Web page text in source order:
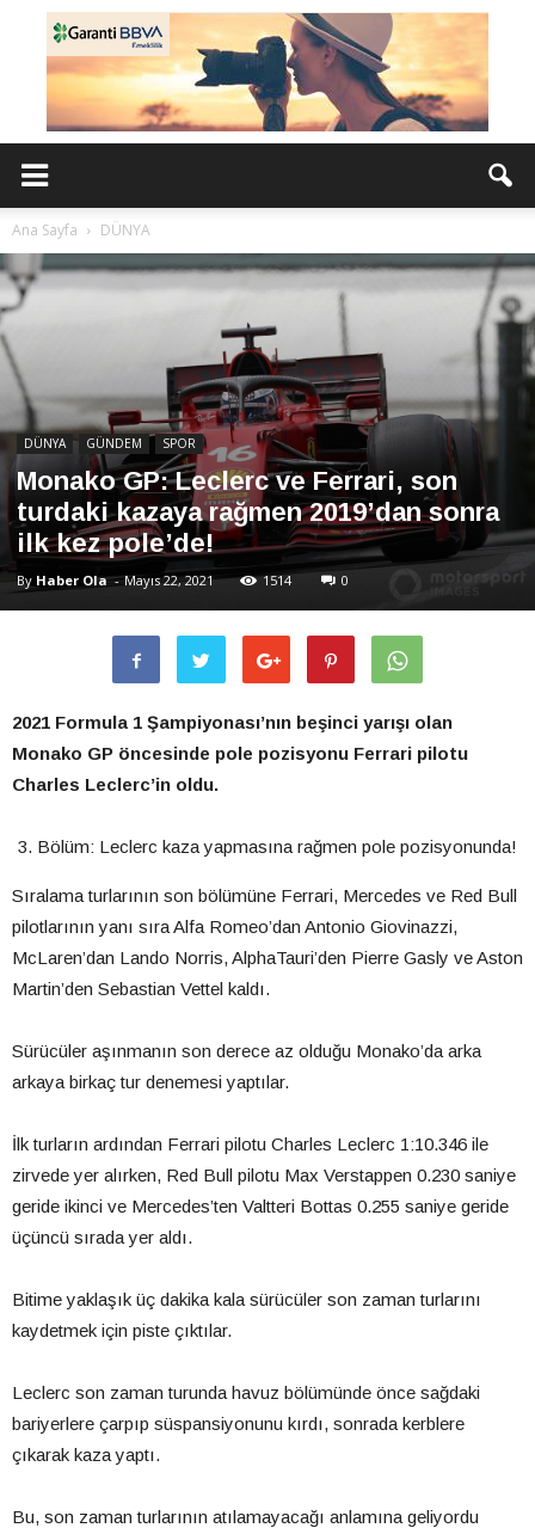
Ana Sayfa DÜNYA
DÜNYA GÜNDEM SPOR
Monako GP: Leclerc ve Ferrari, son
turdaki kazaya rağmen 2019’dan sonra
ilk kez pole’de!
By Haber Ola - Mayıs 22, 2021 1514 0
2021 Formula 1 Şampiyonası’nın beşinci yarışı olan
Monako GP öncesinde pole pozisyonu Ferrari pilotu
Charles Leclerc’in oldu.
Bölüm: Leclerc kaza yapmasına rağmen pole pozisyonunda!
Sıralama turlarının son bölümüne Ferrari, Mercedes ve Red Bull
pilotlarının yanı sıra Alfa Romeo’dan Antonio Giovinazzi,
McLaren’dan Lando Norris, AlphaTauri’den Pierre Gasly ve Aston
Martin’den Sebastian Vettel kaldı.
Sürücüler aşınmanın son derece az olduğu Monako’da arka
arkaya birkaç tur denemesi yaptılar.
İlk turların ardından Ferrari pilotu Charles Leclerc 1:10.346 ile
zirvede yer alırken, Red Bull pilotu Max Verstappen 0.230 saniye
geride ikinci ve Mercedes’ten Valtteri Bottas 0.255 saniye geride
üçüncü sırada yer aldı.
Bitime yaklaşık üç dakika kala sürücüler son zaman turlarını
kaydetmek için piste çıktılar.
Leclerc son zaman turunda havuz bölümünde önce sağdaki
bariyerlere çarpıp süspansiyonunu kırdı, sonrada kerblere
çıkarak kaza yaptı.
Bu, son zaman turlarının atılamayacağı anlamına geliyordu